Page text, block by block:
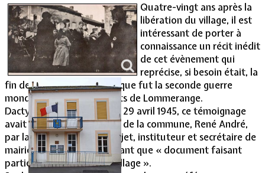
Vie Municipale
Quatre-vingt ans après la
libération du village, il est
intéressant de porter à
connaissance un récit inédit
de cet évènement qui
reprécise, si besoin était, la
fin de cette période noire que fut la seconde guerre
mondiale pour les habitants de Lommerange.
Dactylographié et daté du 29 avril 1945, ce témoignage
avait été adressé au maire de la commune, René André,
par la famille d’Albert Goujet, instituteur et secrétaire de
mairie de 1946 à 1957, en tant que « document faisant
partie de la mémoire du village ».